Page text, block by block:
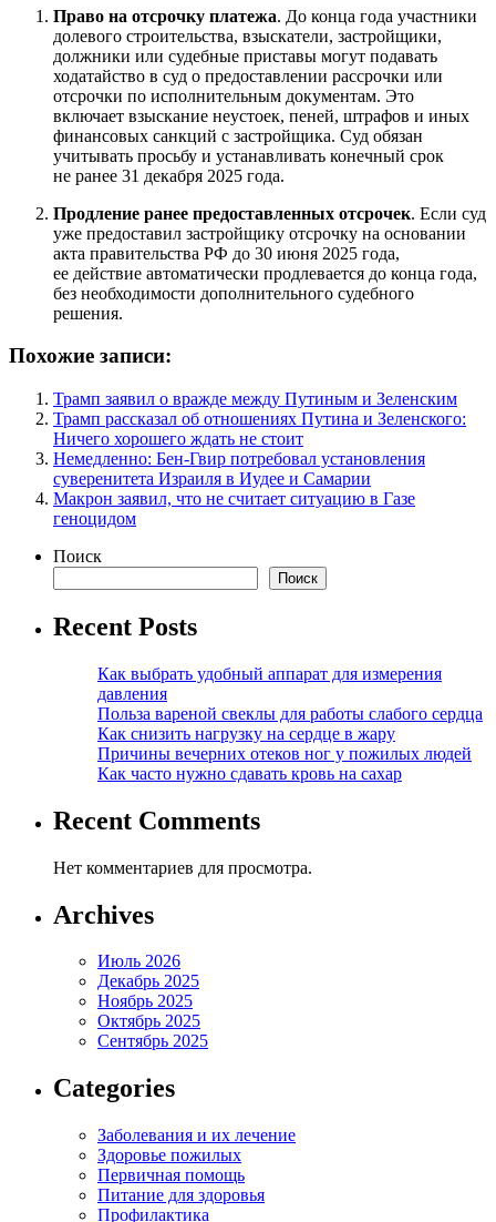
Право на отсрочку платежа. До конца года участники
долевого строительства, взыскатели, застройщики,
должники или судебные приставы могут подавать
ходатайство в суд о предоставлении рассрочки или
отсрочки по исполнительным документам. Это
включает взыскание неустоек, пеней, штрафов и иных
финансовых санкций с застройщика. Суд обязан
учитывать просьбу и устанавливать конечный срок
не ранее 31 декабря 2025 года.
Продление ранее предоставленных отсрочек. Если суд
уже предоставил застройщику отсрочку на основании
акта правительства РФ до 30 июня 2025 года,
ее действие автоматически продлевается до конца года,
без необходимости дополнительного судебного
решения.
Похожие записи:
Трамп заявил о вражде между Путиным и Зеленским
Трамп рассказал об отношениях Путина и Зеленского:
Ничего хорошего ждать не стоит
Немедленно: Бен-Гвир потребовал установления
суверенитета Израиля в Иудее и Самарии
Макрон заявил, что не считает ситуацию в Газе
геноцидом
Поиск
Поиск
Recent Posts
Как выбрать удобный аппарат для измерения
давления
Польза вареной свеклы для работы слабого сердца
Как снизить нагрузку на сердце в жару
Причины вечерних отеков ног у пожилых людей
Как часто нужно сдавать кровь на сахар
Recent Comments
Нет комментариев для просмотра.
Archives
Июль 2026
Декабрь 2025
Ноябрь 2025
Октябрь 2025
Сентябрь 2025
Categories
Заболевания и их лечение
Здоровье пожилых
Первичная помощь
Питание для здоровья
Профилактика